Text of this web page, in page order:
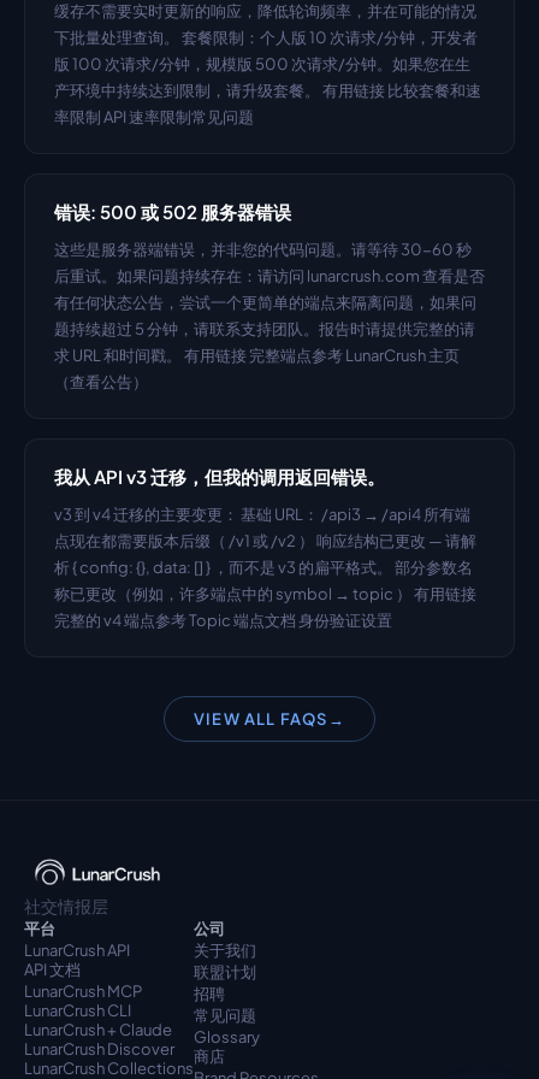
缓存不需要实时更新的响应，降低轮询频率，并在可能的情况
下批量处理查询。 套餐限制：个人版 10 次请求/分钟，开发者
版 100 次请求/分钟，规模版 500 次请求/分钟。如果您在生
产环境中持续达到限制，请升级套餐。 有用链接 比较套餐和速
率限制 API 速率限制常见问题
错误: 500 或 502 服务器错误
这些是服务器端错误，并非您的代码问题。请等待 30-60 秒
后重试。如果问题持续存在：请访问 lunarcrush.com 查看是否
有任何状态公告，尝试一个更简单的端点来隔离问题，如果问
题持续超过 5 分钟，请联系支持团队。报告时请提供完整的请
求 URL 和时间戳。 有用链接 完整端点参考 LunarCrush 主页
（查看公告）
我从 API v3 迁移，但我的调用返回错误。
v3 到 v4 迁移的主要变更： 基础 URL： /api3 → /api4 所有端
点现在都需要版本后缀（ /v1 或 /v2 ） 响应结构已更改 — 请解
析 { config: {}, data: [] } ，而不是 v3 的扁平格式。 部分参数名
称已更改（例如，许多端点中的 symbol → topic ） 有用链接
完整的 v4 端点参考 Topic 端点文档 身份验证设置
VIEW ALL FAQS →
社交情报层
平台
LunarCrush API
API 文档
LunarCrush MCP
LunarCrush CLI
LunarCrush + Claude
LunarCrush Discover
LunarCrush Collections
公司
关于我们
联盟计划
招聘
常见问题
Glossary
商店